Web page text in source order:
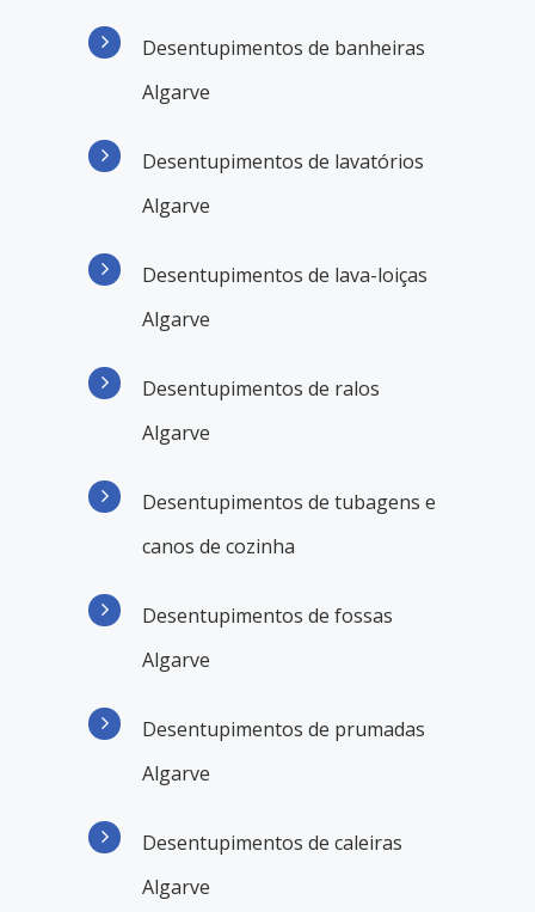
Desentupimentos de banheiras
Algarve
Desentupimentos de lavatórios
Algarve
Desentupimentos de lava-loiças
Algarve
Desentupimentos de ralos
Algarve
Desentupimentos de tubagens e
canos de cozinha
Desentupimentos de fossas
Algarve
Desentupimentos de prumadas
Algarve
Desentupimentos de caleiras
Algarve